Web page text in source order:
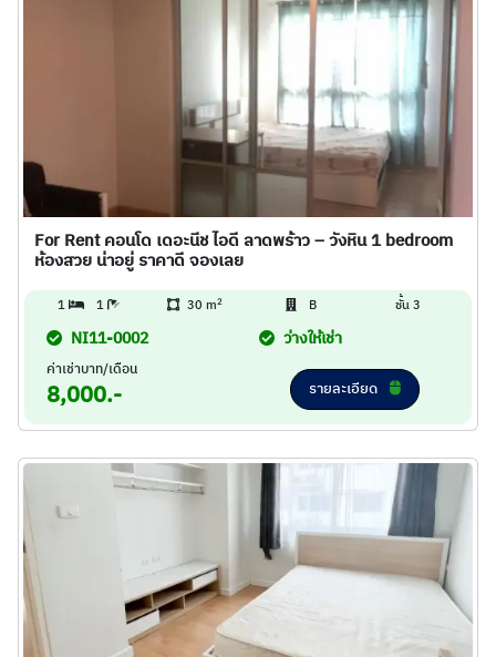
For Rent คอนโด เดอะนีช ไอดี ลาดพร้าว – วังหิน 1 bedroom
ห้องสวย น่าอยู่ ราคาดี จองเลย
1 1 30 m2 B ชั้น 3
NI11-0002 ว่างให้เช่า
ค่าเช่าบาท/เดือน
8,000.- รายละเอียด